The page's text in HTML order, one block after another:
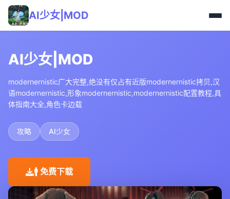
AI少女|MOD
AI少女|MOD
modernernistic广大完整,绝没有仅占有近版modernernistic拷贝,汉
语modernernistic,形象modernernistic,modernernistic配置教程,具
体指南大全,角色卡边载
攻略 AI少女
🚹 免费下载